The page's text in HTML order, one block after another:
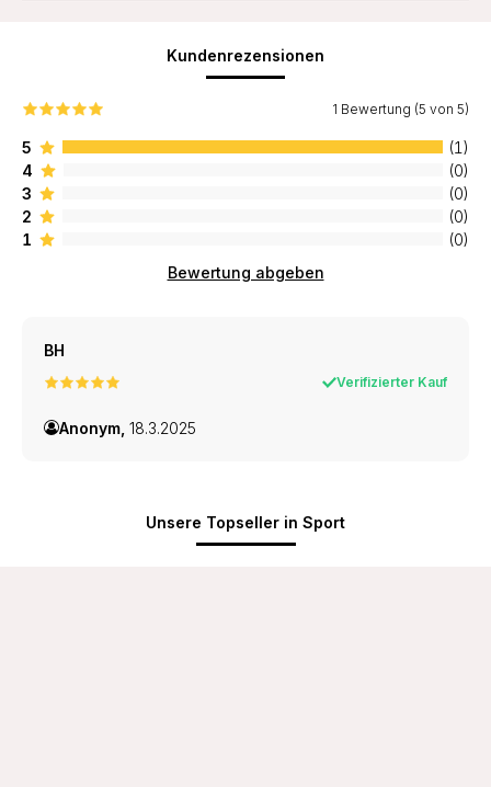
Kundenrezensionen
1 Bewertung (5 von 5)
5
(1)
4
(0)
3
(0)
2
(0)
1
(0)
Bewertung abgeben
BH
Verifizierter Kauf
Anonym, 18.3.2025
Unsere Topseller in Sport